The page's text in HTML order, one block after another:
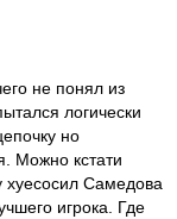
не понял из
логически
но
Можно кстати
хуесосил Самедова
игрока. Где